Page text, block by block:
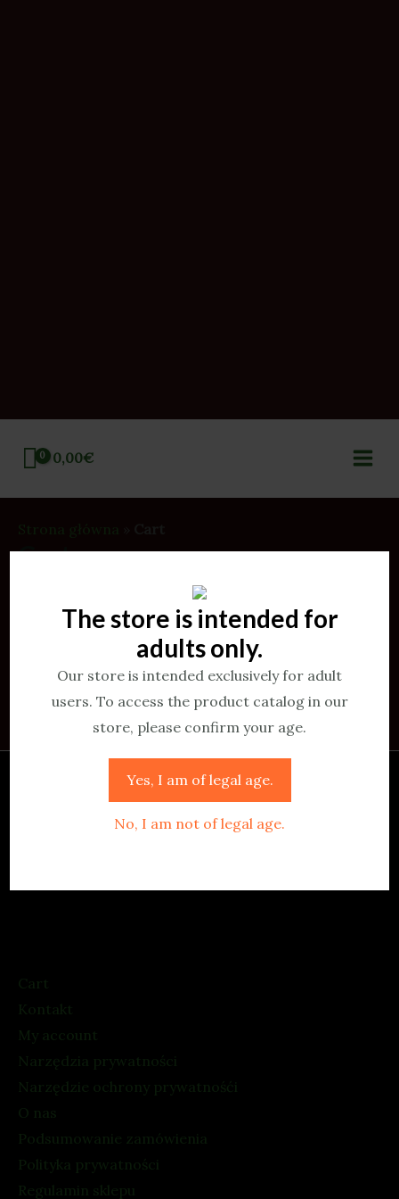
The store is intended for
adults only.
Our store is intended exclusively for adult
users. To access the product catalog in our
store, please confirm your age.
Yes, I am of legal age.
No, I am not of legal age.
0,00€
Strona główna
Cart
Twój koszyk aktualnie jest pusty.
WRÓĆ DO SKLEPU
Cart
Kontakt
My account
Narzędzia prywatności
Narzędzie ochrony prywatnośći
O nas
Podsumowanie zamówienia
Polityka prywatności
Regulamin sklepu